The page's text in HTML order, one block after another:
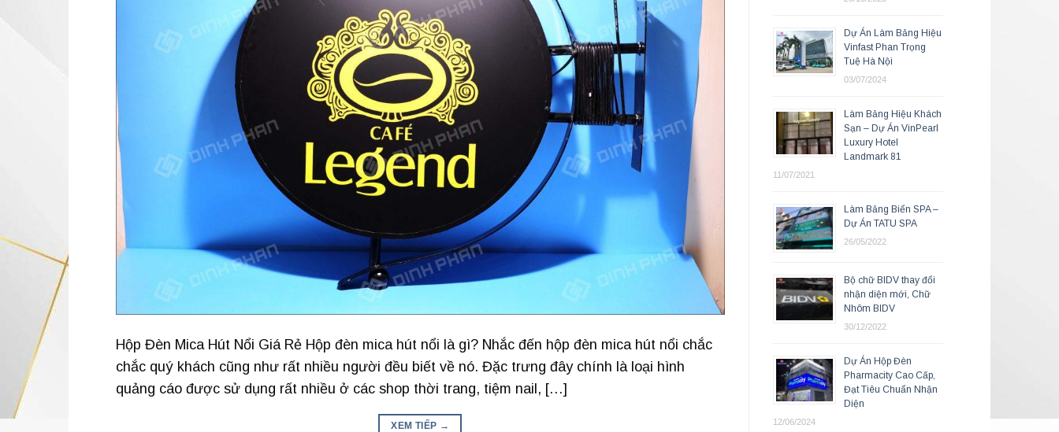
Hộp Đèn Mica Hút Nổi Giá Rẻ Hộp đèn mica hút nổi là gì? Nhắc đến hộp đèn mica hút nổi chắc
chắc quý khách cũng như rất nhiều người đều biết về nó. Đặc trưng đây chính là loại hình
quảng cáo được sử dụng rất nhiều ở các shop thời trang, tiệm nail, […]
XEM TIẾP →
Dự Án Làm Bảng Hiệu
Vinfast Phan Trọng
Tuệ Hà Nội
03/07/2024
Làm Bảng Hiệu Khách
Sạn – Dự Án VinPearl
Luxury Hotel
Landmark 81
11/07/2021
Làm Bảng Biển SPA –
Dự Án TATU SPA
26/05/2022
Bộ chữ BIDV thay đổi
nhận diện mới, Chữ
Nhôm BIDV
30/12/2022
Dự Án Hộp Đèn
Pharmacity Cao Cấp,
Đạt Tiêu Chuẩn Nhận
Diện
12/06/2024